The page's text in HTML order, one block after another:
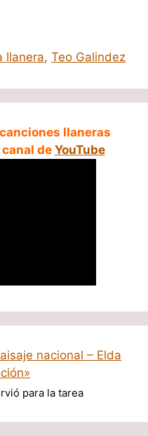
llanera,Teo Galindez
llaneras
de YouTube
nacional – Elda
para la tarea